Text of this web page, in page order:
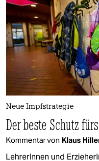
Neue Impfstrategie
Der beste Schutz
Kommentar von Klaus
LehrerInnen und